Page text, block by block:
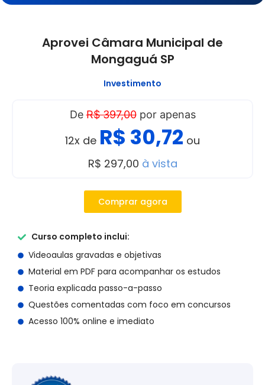
Aprovei Câmara Municipal de
Mongaguá SP
Investimento
DeR$ 397,00por apenas
12x de R$ 30,72 ou
R$ 297,00 à vista
Comprar agora
Curso completo inclui:
Videoaulas gravadas e objetivas
Material em PDF para acompanhar os estudos
Teoria explicada passo-a-passo
Questões comentadas com foco em concursos
Acesso 100% online e imediato